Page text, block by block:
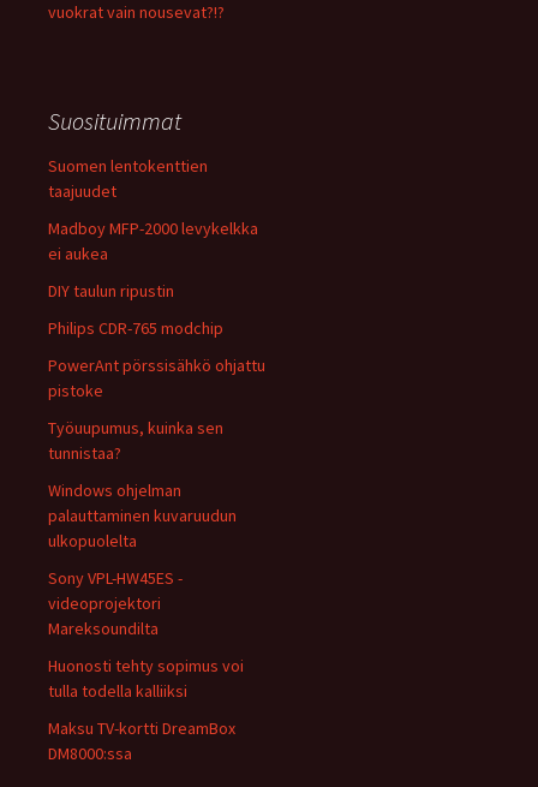
vuokrat vain nousevat?!?
Suosituimmat
Suomen lentokenttien
taajuudet
Madboy MFP-2000 levykelkka
ei aukea
DIY taulun ripustin
Philips CDR-765 modchip
PowerAnt pörssisähkö ohjattu
pistoke
Työuupumus, kuinka sen
tunnistaa?
Windows ohjelman
palauttaminen kuvaruudun
ulkopuolelta
Sony VPL-HW45ES -
videoprojektori
Mareksoundilta
Huonosti tehty sopimus voi
tulla todella kalliiksi
Maksu TV-kortti DreamBox
DM8000:ssa